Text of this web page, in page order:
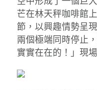
芒在林天秤咖啡館
節，以興趣情勢呈
兩個極端同時停止
實實在在的！」現